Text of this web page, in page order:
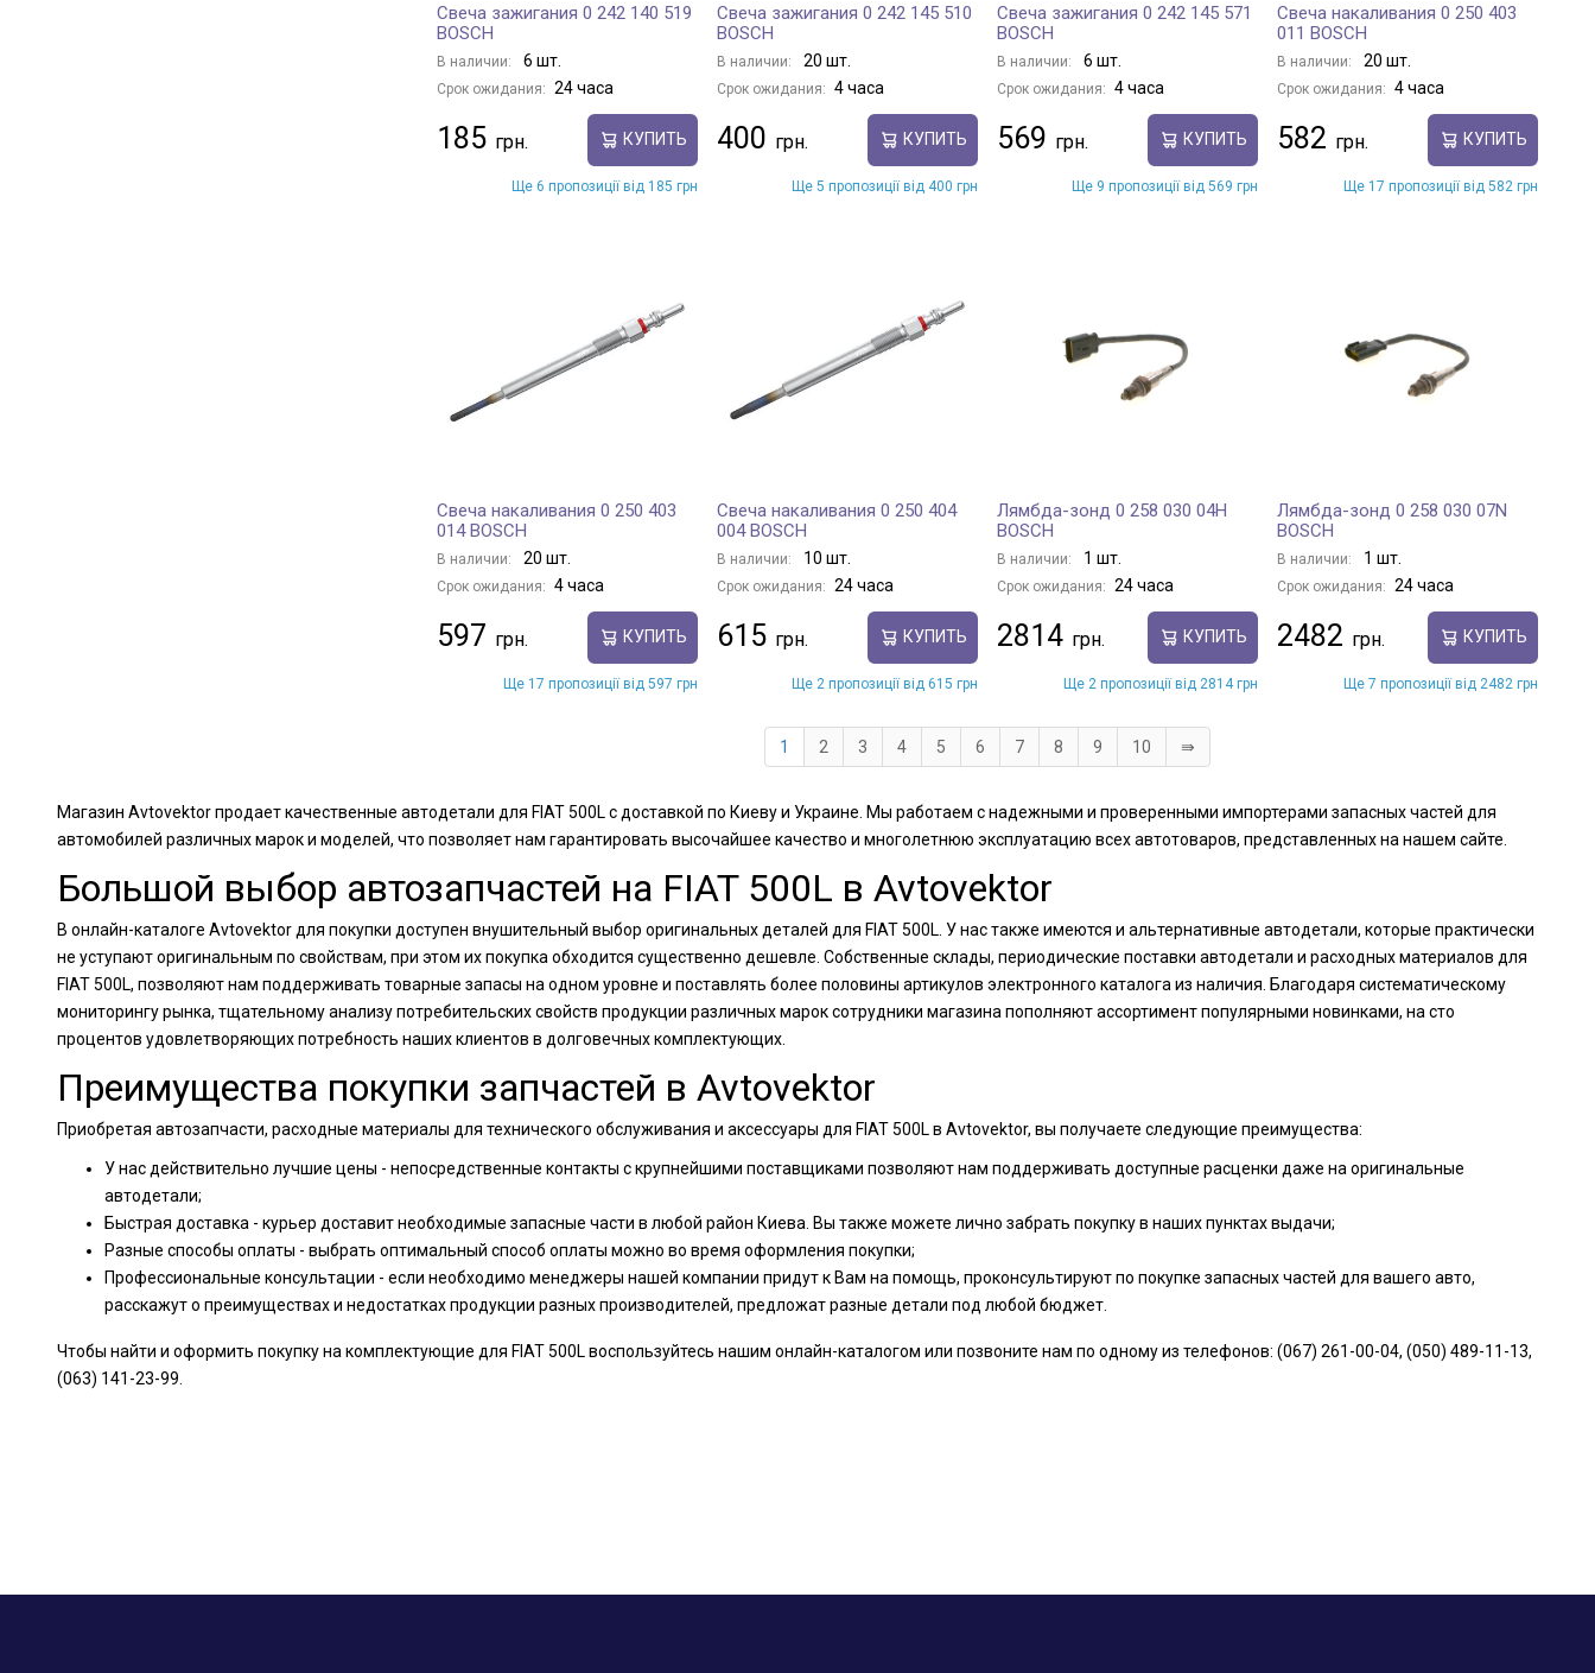
Свеча зажигания 0 242 140 519
BOSCH
В наличии: 6 шт.
Срок ожидания: 24 часа
185 КУПИТЬ
Ще 6 пропозиції від 185 грн
Свеча зажигания 0 242 145 510
BOSCH
В наличии: 20 шт.
Срок ожидания: 4 часа
400 КУПИТЬ
Ще 5 пропозиції від 400 грн
Свеча зажигания 0 242 145 571
BOSCH
В наличии: 6 шт.
Срок ожидания: 4 часа
569 КУПИТЬ
Ще 9 пропозиції від 569 грн
Свеча накаливания 0 250 403
011 BOSCH
В наличии: 20 шт.
Срок ожидания: 4 часа
582 КУПИТЬ
Ще 17 пропозиції від 582 грн
Свеча накаливания 0 250 403
014 BOSCH
В наличии: 20 шт.
Срок ожидания: 4 часа
597 КУПИТЬ
Ще 17 пропозиції від 597 грн
Свеча накаливания 0 250 404
004 BOSCH
В наличии: 10 шт.
Срок ожидания: 24 часа
615 КУПИТЬ
Ще 2 пропозиції від 615 грн
Лямбда-зонд 0 258 030 04H
BOSCH
В наличии: 1 шт.
Срок ожидания: 24 часа
2814 КУПИТЬ
Ще 2 пропозиції від 2814 грн
Лямбда-зонд 0 258 030 07N
BOSCH
В наличии: 1 шт.
Срок ожидания: 24 часа
2482 КУПИТЬ
Ще 7 пропозиції від 2482 грн
1 2 3 4 5 6 7 8 9 10 ⇛
Магазин Avtovektor продает качественные автодетали для FIAT 500L с доставкой по Киеву и Украине. Мы работаем с надежными и проверенными импортерами запасных частей для
автомобилей различных марок и моделей, что позволяет нам гарантировать высочайшее качество и многолетнюю эксплуатацию всех автотоваров, представленных на нашем сайте.
Большой выбор автозапчастей на FIAT 500L в Avtovektor
В онлайн-каталоге Avtovektor для покупки доступен внушительный выбор оригинальных деталей для FIAT 500L. У нас также имеются и альтернативные автодетали, которые практически
не уступают оригинальным по свойствам, при этом их покупка обходится существенно дешевле. Собственные склады, периодические поставки автодетали и расходных материалов для
FIAT 500L, позволяют нам поддерживать товарные запасы на одном уровне и поставлять более половины артикулов электронного каталога из наличия. Благодаря систематическому
мониторингу рынка, тщательному анализу потребительских свойств продукции различных марок сотрудники магазина пополняют ассортимент популярными новинками, на сто
процентов удовлетворяющих потребность наших клиентов в долговечных комплектующих.
Преимущества покупки запчастей в Avtovektor
Приобретая автозапчасти, расходные материалы для технического обслуживания и аксессуары для FIAT 500L в Avtovektor, вы получаете следующие преимущества:
У нас действительно лучшие цены - непосредственные контакты с крупнейшими поставщиками позволяют нам поддерживать доступные расценки даже на оригинальные
автодетали;
Быстрая доставка - курьер доставит необходимые запасные части в любой район Киева. Вы также можете лично забрать покупку в наших пунктах выдачи;
Разные способы оплаты - выбрать оптимальный способ оплаты можно во время оформления покупки;
Профессиональные консультации - если необходимо менеджеры нашей компании придут к Вам на помощь, проконсультируют по покупке запасных частей для вашего авто,
расскажут о преимуществах и недостатках продукции разных производителей, предложат разные детали под любой бюджет.
Чтобы найти и оформить покупку на комплектующие для FIAT 500L воспользуйтесь нашим онлайн-каталогом или позвоните нам по одному из телефонов: (067) 261-00-04, (050) 489-11-13,
(063) 141-23-99.